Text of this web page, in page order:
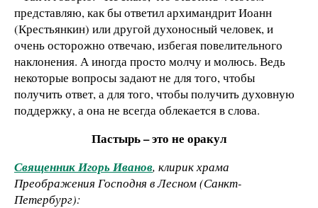
представляю, как бы ответил архимандрит Иоанн
(Крестьянкин) или другой духоносный человек, и
очень осторожно отвечаю, избегая повелительного
наклонения. А иногда просто молчу и молюсь. Ведь
некоторые вопросы задают не для того, чтобы
получить ответ, а для того, чтобы получить духовную
поддержку, а она не всегда облекается в слова.
Пастырь – это не оракул
Священник Игорь Иванов, клирик храма
Преображения Господня в Лесном (Санкт-
Петербург):